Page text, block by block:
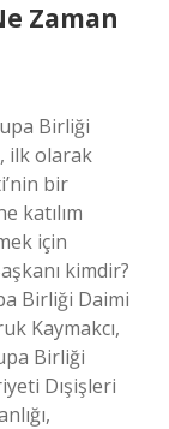
Zaman
Birliği
ilk olarak
bir
katılım
için
kimdir?
Birliği Daimi
Kaymakcı,
Birliği
Dışişleri